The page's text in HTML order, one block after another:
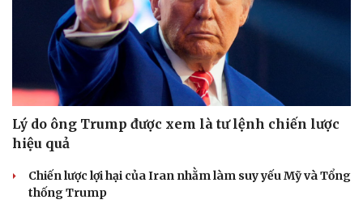
Văn hóa
Sân khấu - Điện ảnh
Văn học
Âm nhạc
Di sản
Giải trí
Nghệ sĩ
Thời trang
Sao Việt
Lý do ông Trump được xem là tư lệnh chiến lược
hiệu quả
Chiến lược lợi hại của Iran nhằm làm suy yếu Mỹ và Tổng
thống Trump